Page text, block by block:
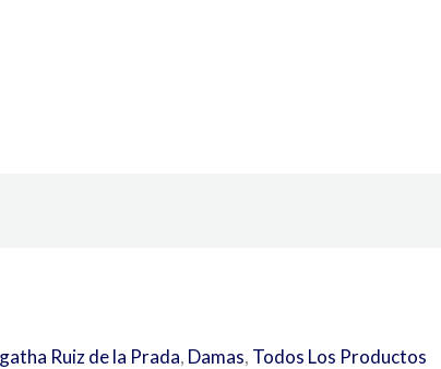
Ruiz de la Prada, Damas, Todos Los Productos